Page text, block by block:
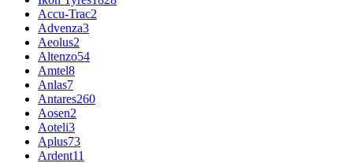
Accu-Trac2
Advenza3
Aeolus2
Altenzo54
Amtel8
Anlas7
Antares260
Aosen2
Aoteli3
Aplus73
Ardent11